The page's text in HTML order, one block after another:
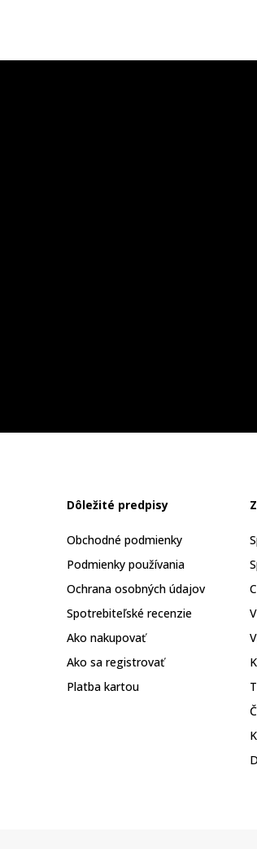
Dôležité predpisy
Obchodné podmienky
Podmienky používania
Ochrana osobných údajov
Spotrebiteľské recenzie
Ako nakupovať
Ako sa registrovať
Platba kartou